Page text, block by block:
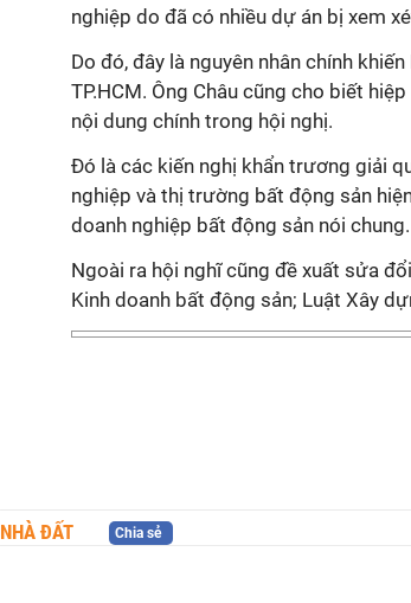
nghiệp do đã có nhiều dự án bị xem
Do đó, đây là nguyên nhân chính
TP.HCM. Ông Châu cũng cho biết
nội dung chính trong hội nghị.
Đó là các kiến nghị khẩn trương giải
nghiệp và thị trường bất động sản
doanh nghiệp bất động sản nói chung.
Ngoài ra hội nghĩ cũng đề xuất sửa
Kinh doanh bất động sản; Luật Xây
NHÀ ĐẤT Chia sẻ